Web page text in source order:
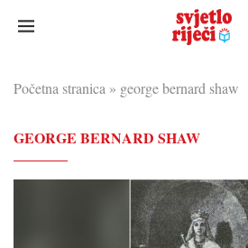
Početna stranica » george bernard shaw
GEORGE BERNARD SHAW